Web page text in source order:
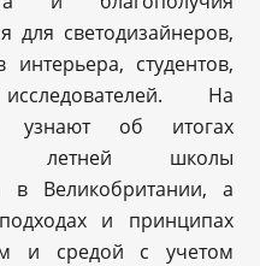
для светодизайнеров,
интерьера, студентов,
На
узнают об итогах
летней школы
в Великобритании, а
и принципах
и средой с учетом